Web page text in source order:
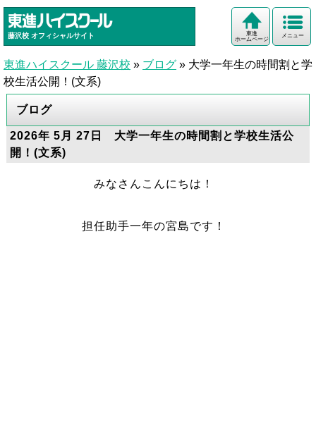
藤沢校 オフィシャルサイト メニュー
東進
ホームページ
東進ハイスクール 藤沢校 » ブログ » 大学一年生の時間割と学
校生活公開！(文系)
ブログ
2026年 5月 27日 大学一年生の時間割と学校生活公
開！(文系)
みなさんこんにちは！
担任助手一年の宮島です！